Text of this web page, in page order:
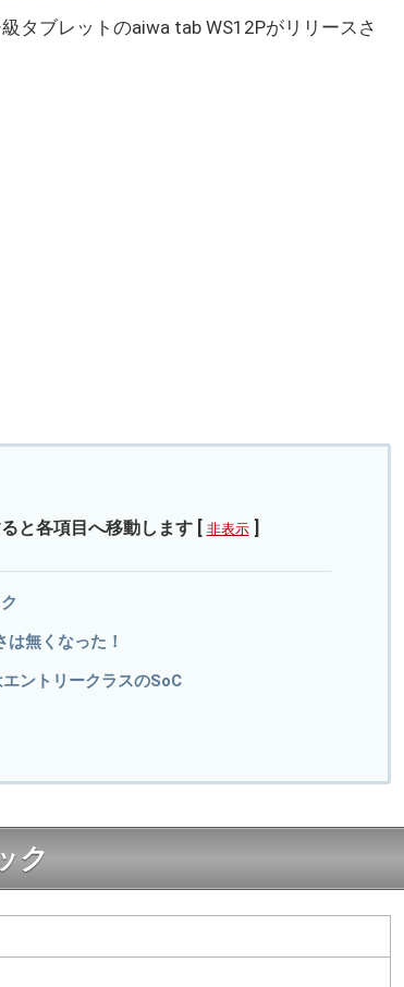
タブレットのaiwa tab WS12Pがリリースさ
と各項目へ移動します [ 非表示 ]
無くなった！
ントリークラスのSoC
ク